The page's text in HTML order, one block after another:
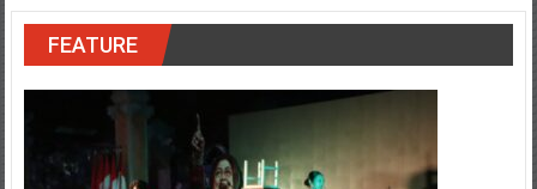
FEATURE